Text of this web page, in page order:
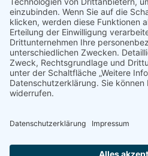
Kontaktieren Sie uns
0 22 1 / 96 93 7 - 90
0 22 1 / 96 93 7 - 88
Telefon / Fax
Diese E-Mail-Adresse ist vor Spambots